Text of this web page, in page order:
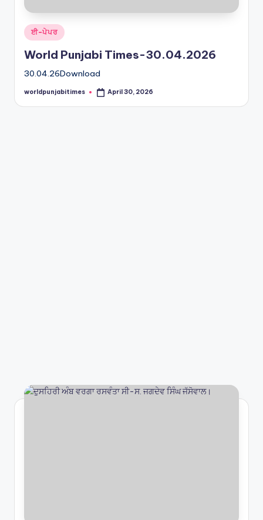
s
Posted
in
ਈ-ਪੇਪਰ
World Punjabi Times-30.04.2026
30.04.26Download
Posted
worldpunjabitimes April 30, 2026